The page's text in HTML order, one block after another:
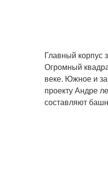
Главный корпус
Огромный
веке. Южное и
проекту Андре
составляют